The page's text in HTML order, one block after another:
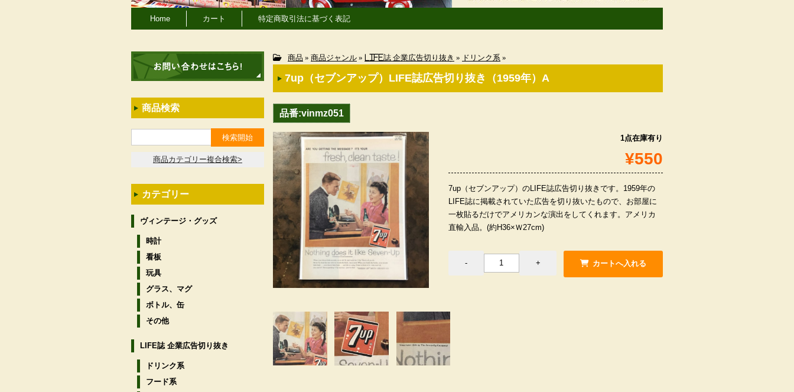
Home カート 特定商取引法に基づく表記
商品 » 商品ジャンル » LIFE誌 企業広告切り抜き » ドリンク系 »
7up（セブンアップ）LIFE誌広告切り抜き（1959年）A
品番:vinmz051
1点在庫有り
¥550
7up（セブンアップ）のLIFE誌広告切り抜きです。1959年の
LIFE誌に掲載されていた広告を切り抜いたもので、お部屋に
一枚貼るだけでアメリカンな演出をしてくれます。アメリカ
直輸入品。(約H36×Ｗ27cm)
商品検索
商品カテゴリー複合検索>
カテゴリー
ヴィンテージ・グッズ
時計
看板
玩具
グラス、マグ
ボトル、缶
その他
LIFE誌 企業広告切り抜き
ドリンク系
フード系